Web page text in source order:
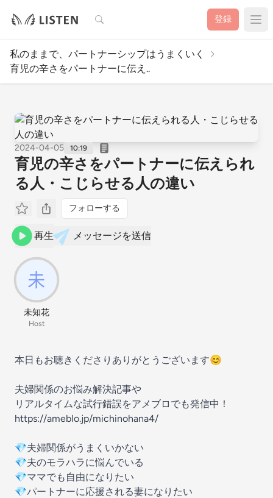
検索 登録
私のままで、パートナーシップはうまくいく
育児の辛さをパートナーに伝え..
2024-04-05 10:19
育児の辛さをパートナーに伝えられ
る人・こじらせる人の違い
フォローする
再生 メッセージを送信
未知花
Host
本日もお聴きくださりありがとうございます😊
夫婦関係のお悩み解決記事や
リアルタイムな試行錯誤をアメブロでも発信中！
https://ameblo.jp/michinohana4/
💎夫婦関係がうまくいかない
💎夫のモラハラに悩んでいる
💎ママでも自由になりたい
💎パートナーに応援される妻になりたい